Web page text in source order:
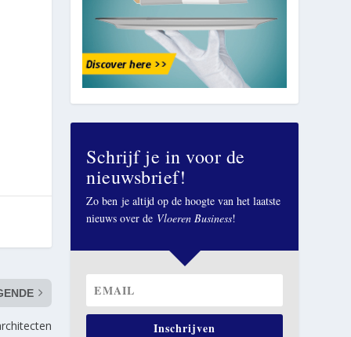
Schrijf je in voor de
nieuwsbrief!
Zo ben je altijd op de hoogte van het laatste
nieuws over de Vloeren Business!
Inschrijven